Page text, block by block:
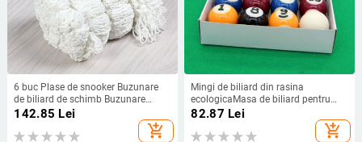
6 buc Plase de snooker Buzunare
de biliard de schimb Buzunare
pentru masă de biliard Plase pentru
masă de snooker Plase pentru
masă de biliard Saci pentru plasă
142.85 Lei
add_shopping_cart
Mingi de biliard din rasina
ecologicaMasa de biliard pentru
copii Mingi miciMingi de biliard Set
82.87 Lei
add_shopping_cart